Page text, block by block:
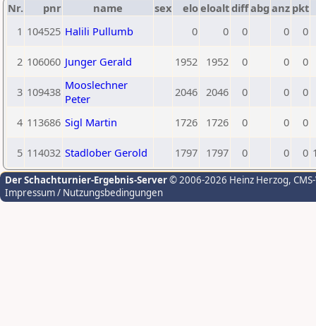
Nr. pnr name sex eloeloaltdiffabg anz pkt
1 104525 Halili Pullumb 0 0 0 0 0
2 106060 Junger Gerald 1952 1952 0 0 0
3 109438 Mooslechner
Peter
2046 2046 0 0 0
4 113686 Sigl Martin 1726 1726 0 0 0
5 114032 Stadlober Gerold 1797 1797 0 0 0
Der Schachturnier-Ergebnis-Server© 2006-2026 Heinz Herzog,
Impressum / Nutzungsbedingungen